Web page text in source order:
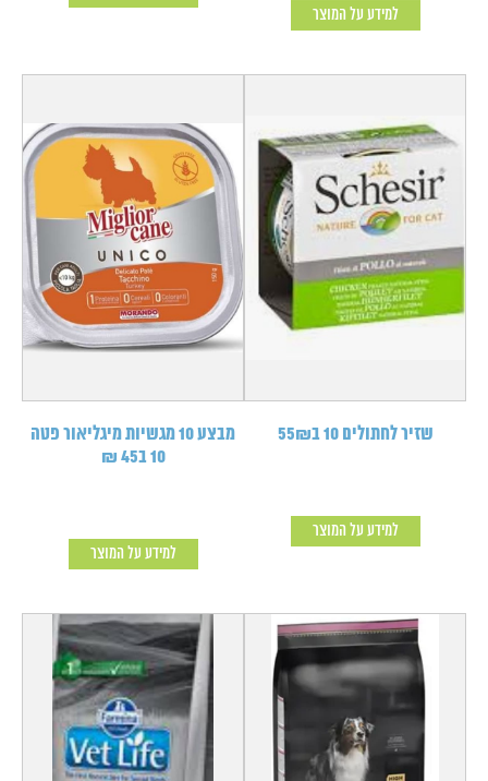
למידע על המוצר
שזיר לחתולים 10 ב55₪
למידע על המוצר
מבצע 10 מגשיות מיגליאור פטה
10 ב45 ₪
למידע על המוצר